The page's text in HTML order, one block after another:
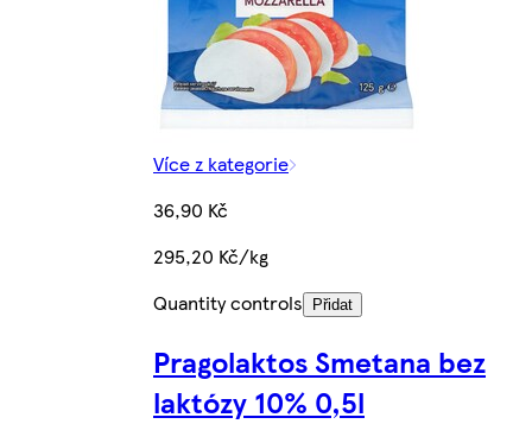
Více z kategorie
36,90 Kč
295,20 Kč/kg
Quantity controls
Přidat
Pragolaktos Smetana bez
laktózy 10% 0,5l